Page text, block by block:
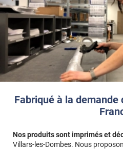
Fabriqué à la
Nos produits sont imprimés et
Villars-les-Dombes. Nous